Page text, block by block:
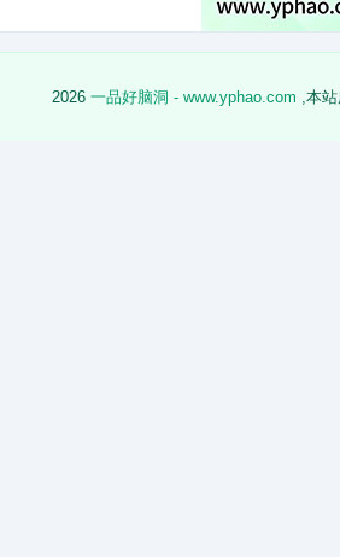
2026 一品好脑洞 - www.yphao.com ,本